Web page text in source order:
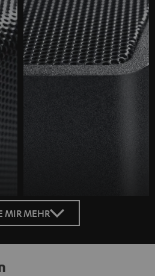
MIR MEHR